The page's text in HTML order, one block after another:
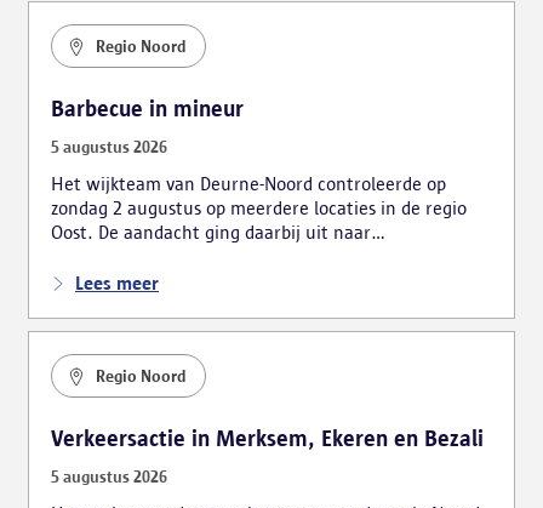
Regio Noord
Barbecue in mineur
5 augustus 2026
Het wijkteam van Deurne-Noord controleerde op
zondag 2 augustus op meerdere locaties in de regio
Oost. De aandacht ging daarbij uit naar
voertuigen en 23 personen werden gecontroleerd. De
Lees meer
Regio Noord
Verkeersactie in Merksem, Ekeren en Bezali
5 augustus 2026